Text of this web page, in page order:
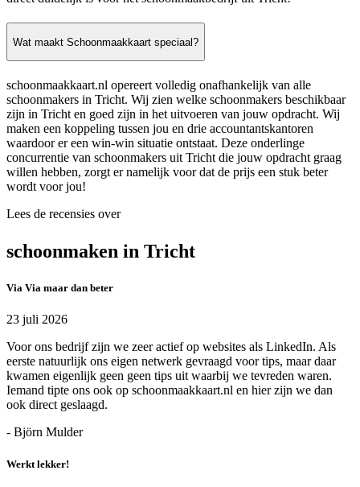
Wat maakt Schoonmaakkaart speciaal?
schoonmaakkaart.nl opereert volledig onafhankelijk van alle
schoonmakers in Tricht. Wij zien welke schoonmakers beschikbaar
zijn in Tricht en goed zijn in het uitvoeren van jouw opdracht. Wij
maken een koppeling tussen jou en drie accountantskantoren
waardoor er een win-win situatie ontstaat. Deze onderlinge
concurrentie van schoonmakers uit Tricht die jouw opdracht graag
willen hebben, zorgt er namelijk voor dat de prijs een stuk beter
wordt voor jou!
Lees de recensies over
schoonmaken in Tricht
Via Via maar dan beter
23 juli 2026
Voor ons bedrijf zijn we zeer actief op websites als LinkedIn. Als
eerste natuurlijk ons eigen netwerk gevraagd voor tips, maar daar
kwamen eigenlijk geen geen tips uit waarbij we tevreden waren.
Iemand tipte ons ook op schoonmaakkaart.nl en hier zijn we dan
ook direct geslaagd.
- Björn Mulder
Werkt lekker!